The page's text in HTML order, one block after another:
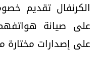
على صيانة
على إصدارات